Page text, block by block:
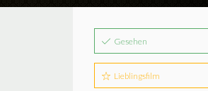
Gesehen
Lieblingsfilm